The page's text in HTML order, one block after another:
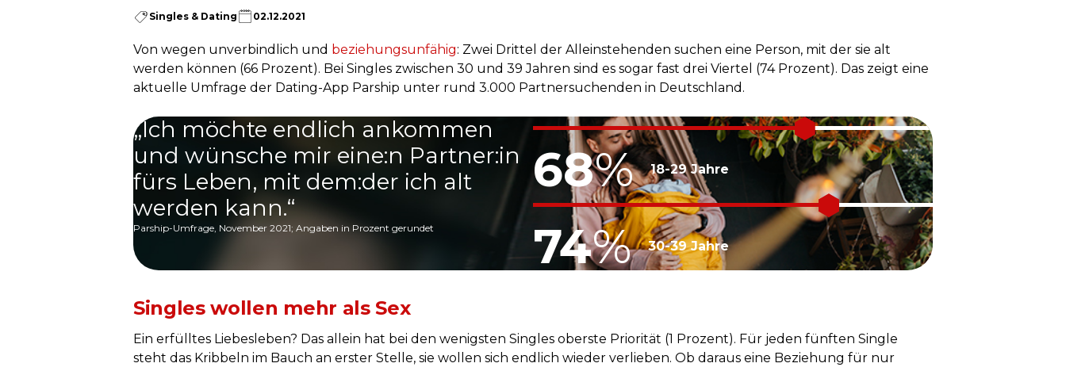
Singles & Dating 02.12.2021
Von wegen unverbindlich und beziehungsunfähig: Zwei Drittel der Alleinstehenden suchen eine Person, mit der sie alt
werden können (66 Prozent). Bei Singles zwischen 30 und 39 Jahren sind es sogar fast drei Viertel (74 Prozent). Das zeigt eine
aktuelle Umfrage der Dating-App Parship unter rund 3.000 Partnersuchenden in Deutschland.
„Ich möchte endlich ankommen
und wünsche mir eine:n Partner:in
fürs Leben, mit dem:der ich alt
werden kann.“
Parship-Umfrage, November 2021; Angaben in Prozent gerundet
68% 18-29 Jahre
74% 30-39 Jahre
Singles wollen mehr als Sex
Ein erfülltes Liebesleben? Das allein hat bei den wenigsten Singles oberste Priorität (1 Prozent). Für jeden fünften Single
steht das Kribbeln im Bauch an erster Stelle, sie wollen sich endlich wieder verlieben. Ob daraus eine Beziehung für nur